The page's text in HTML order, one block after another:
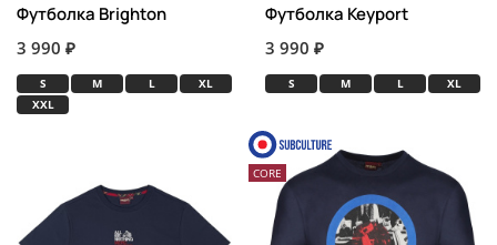
Футболка Brighton
3 990 ₽
S M L
XL
XXL
Футболка Keyport
3 990 ₽
S M L XL
CORE